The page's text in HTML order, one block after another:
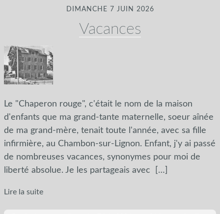
DIMANCHE 7 JUIN 2026
Vacances
Le "Chaperon rouge", c'était le nom de la maison
d'enfants que ma grand-tante maternelle, soeur aînée
de ma grand-mère, tenait toute l'année, avec sa fille
infirmière, au Chambon-sur-Lignon. Enfant, j'y ai passé
de nombreuses vacances, synonymes pour moi de
liberté absolue. Je les partageais avec
[…]
Lire la suite